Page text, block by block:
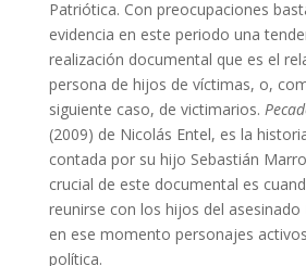
Patriótica. Con preocupaciones
evidencia en este periodo una
realización documental que es el
persona de hijos de víctimas, o,
siguiente caso, de victimarios.
(2009) de Nicolás Entel, es la
contada por su hijo Sebastián
crucial de este documental es
reunirse con los hijos del asesinado
en ese momento personajes
política.